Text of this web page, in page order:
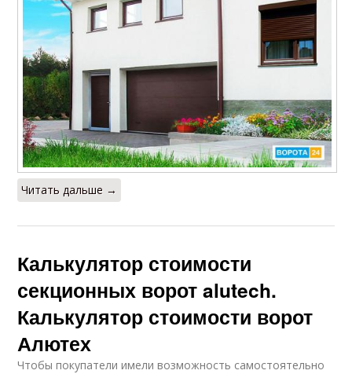
Читать дальше →
Калькулятор стоимости
секционных ворот alutech.
Калькулятор стоимости ворот
Алютех
Чтобы покупатели имели возможность самостоятельно